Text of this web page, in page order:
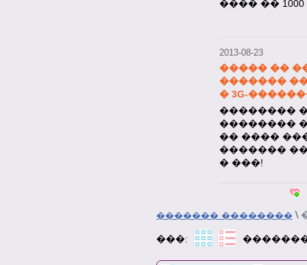
�������
��������
�� ����
�������
� ���!
2013-08-23
����� ��
�������
����������
��������
��������
���� ��
������� �������� \
���: